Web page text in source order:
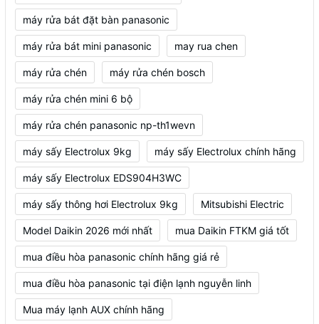
máy rửa bát đặt bàn panasonic
máy rửa bát mini panasonic may rua chen
máy rửa chén máy rửa chén bosch
máy rửa chén mini 6 bộ
máy rửa chén panasonic np-th1wevn
máy sấy Electrolux 9kg máy sấy Electrolux chính hãng
máy sấy Electrolux EDS904H3WC
máy sấy thông hơi Electrolux 9kg Mitsubishi Electric
Model Daikin 2026 mới nhất mua Daikin FTKM giá tốt
mua điều hòa panasonic chính hãng giá rẻ
mua điều hòa panasonic tại điện lạnh nguyễn linh
Mua máy lạnh AUX chính hãng